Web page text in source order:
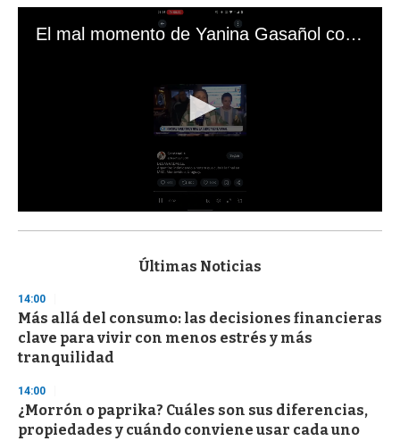
El mal momento de Yanina Gasañol con un hincha argentino en "Subrayado"
s
d
s
o
f
3
s
c
o
Últimas Noticias
14:00
Más allá del consumo: las decisiones financieras
clave para vivir con menos estrés y más
tranquilidad
14:00
¿Morrón o paprika? Cuáles son sus diferencias,
propiedades y cuándo conviene usar cada uno